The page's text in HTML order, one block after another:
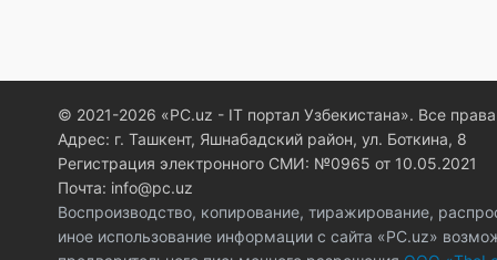
© 2021-2026 «PC.uz - IT портал Узбекистана». Все
Адрес: г. Ташкент, Яшнабадский район, ул. Боткина, 8
Регистрация электронного СМИ: №0965 от 10.05.2021
Почта: info@pc.uz
Воспроизводство, копирование, тиражирование,
иное использование информации с сайта «PC.uz»